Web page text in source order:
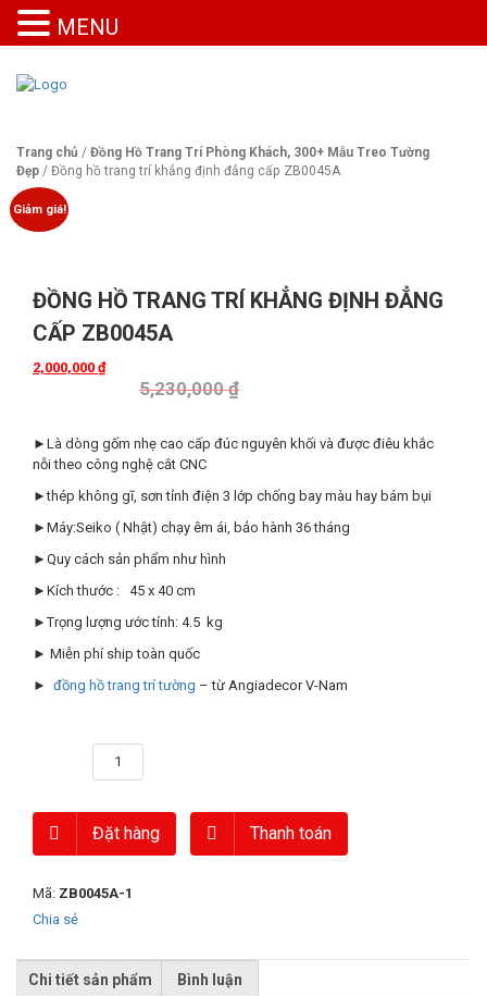
Trang chủ / Đồng Hồ Trang Trí Phòng Khách, 300+ Mẫu Treo Tường
Đẹp / Đồng hồ trang trí khẳng định đẳng cấp ZB0045A
Giảm giá!
ĐỒNG HỒ TRANG TRÍ KHẲNG ĐỊNH ĐẲNG
CẤP ZB0045A
5,230,000₫
2,000,000 ₫
►Là dòng gốm nhẹ cao cấp đúc nguyên khối và được điêu khắc
nỗi theo công nghệ cắt CNC
►thép không gĩ, sơn tỉnh điện 3 lớp chống bay màu hay bám bụi
►Máy:Seiko ( Nhật) chạy êm ái, bảo hành 36 tháng
►Quy cách sản phẩm như hình
►Kích thước : 45 x 40 cm
►Trọng lượng ước tính: 4.5 kg
► Miễn phí ship toàn quốc
► đồng hồ trang trí tường – từ Angiadecor V-Nam
Đặt hàng Thanh toán
Mã: ZB0045A-1
Chia sẻ
Chi tiết sản phẩm Bình luận
MENU